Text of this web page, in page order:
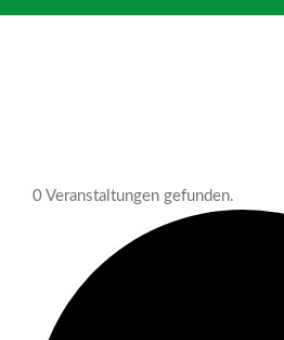
0 Veranstaltungen gefunden.